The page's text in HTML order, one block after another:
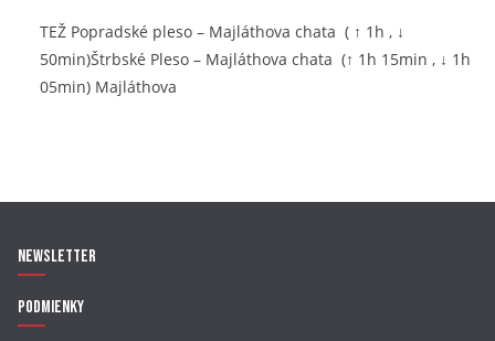
TEŽ Popradské pleso – Majláthova chata ( ↑ 1h , ↓
50min)Štrbské Pleso – Majláthova chata (↑ 1h 15min , ↓ 1h
05min) Majláthova
Newsletter
Podmienky